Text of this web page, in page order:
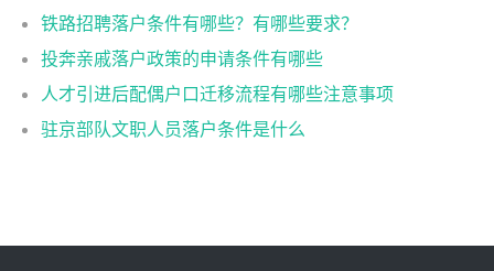
铁路招聘落户条件有哪些？有哪些要求？
投奔亲戚落户政策的申请条件有哪些
人才引进后配偶户口迁移流程有哪些注意事项
驻京部队文职人员落户条件是什么